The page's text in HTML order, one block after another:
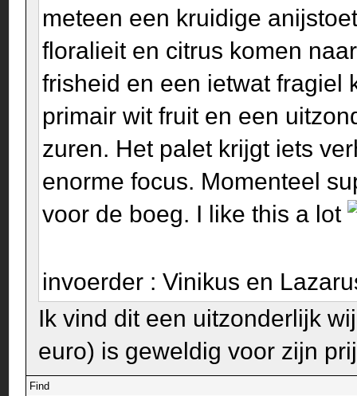
meteen een kruidige
floralieit en citrus komen
frisheid en een ietwat fragiel
primair wit fruit en een
zuren. Het palet krijgt iets
enorme focus. Momenteel
voor de boeg. I like this a lot
invoerder : Vinikus en
Ik vind dit een uitzonderlijk
euro) is geweldig voor zijn
Find